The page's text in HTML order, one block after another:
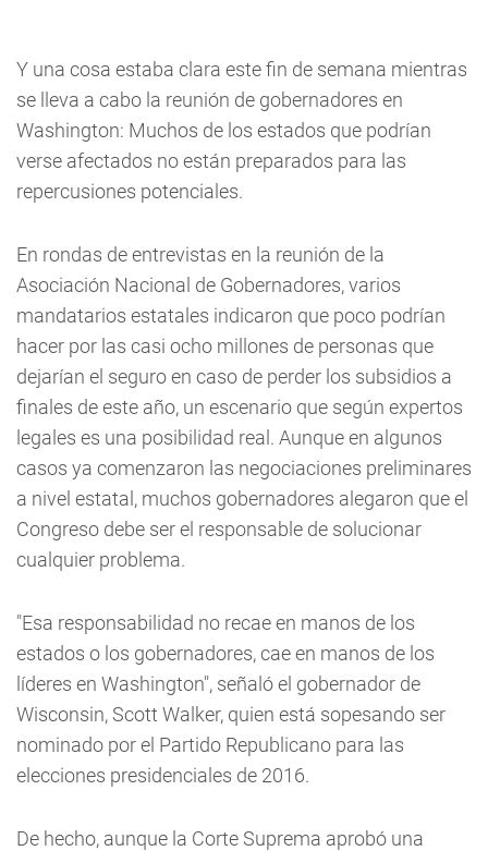
Y una cosa estaba clara este fin de semana mientras
se lleva a cabo la reunión de gobernadores en
Washington: Muchos de los estados que podrían
verse afectados no están preparados para las
repercusiones potenciales.
En rondas de entrevistas en la reunión de la
Asociación Nacional de Gobernadores, varios
mandatarios estatales indicaron que poco podrían
hacer por las casi ocho millones de personas que
dejarían el seguro en caso de perder los subsidios a
finales de este año, un escenario que según expertos
legales es una posibilidad real. Aunque en algunos
casos ya comenzaron las negociaciones preliminares
a nivel estatal, muchos gobernadores alegaron que el
Congreso debe ser el responsable de solucionar
cualquier problema.
"Esa responsabilidad no recae en manos de los
estados o los gobernadores, cae en manos de los
líderes en Washington", señaló el gobernador de
Wisconsin, Scott Walker, quien está sopesando ser
nominado por el Partido Republicano para las
elecciones presidenciales de 2016.
De hecho, aunque la Corte Suprema aprobó una